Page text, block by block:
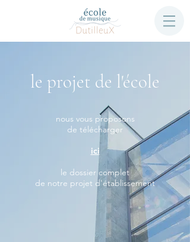
le projet de l'école
nous vous proposons
de télécharger
ici
le dossier complet
de notre projet d'établissement